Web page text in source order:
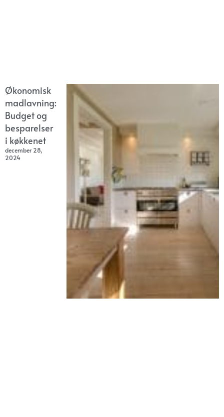
Økonomisk
madlavning:
Budget og
besparelser
i køkkenet
december 28,
2024